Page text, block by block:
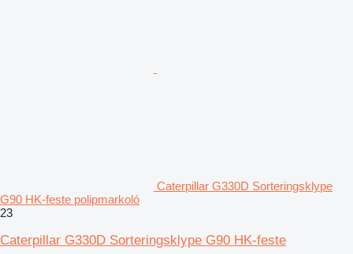
Caterpillar G330D Sorteringsklype
G90 HK-feste polipmarkoló
23
Caterpillar G330D Sorteringsklype G90 HK-feste